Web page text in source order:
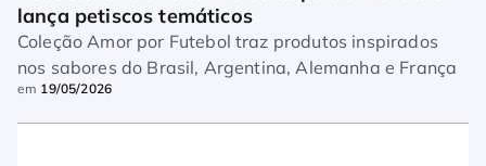
lança petiscos temáticos
Coleção Amor por Futebol traz produtos inspirados
nos sabores do Brasil, Argentina, Alemanha e França
em 19/05/2026